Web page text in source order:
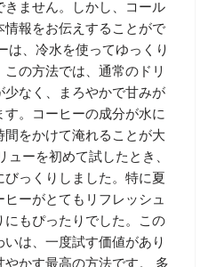
ません。しかし、コール
情報をお伝えすることがで
は、冷水を使ってゆっくり
の方法では、通常のドリ
少なく、まろやかで甘みが
。コーヒーの成分が水に
間をかけて淹れることが大
ーを初めて試したとき、
っくりしました。特に夏
ーがとてもリフレッシュ
にもぴったりでした。この
は、一度試す価値があり
やかす最高の方法です。 多